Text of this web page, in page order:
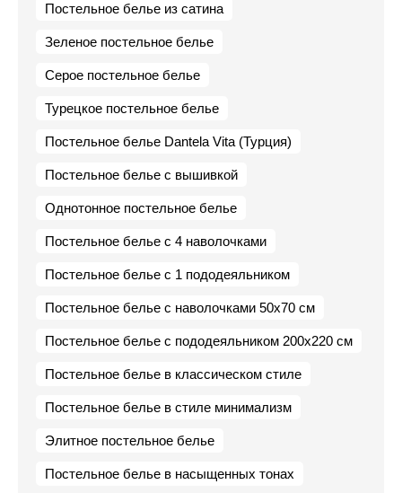
Постельное белье из сатина
Зеленое постельное белье
Серое постельное белье
Турецкое постельное белье
Постельное белье Dantela Vita (Турция)
Постельное белье с вышивкой
Однотонное постельное белье
Постельное белье с 4 наволочками
Постельное белье с 1 пододеяльником
Постельное белье с наволочками 50х70 см
Постельное белье с пододеяльником 200х220 см
Постельное белье в классическом стиле
Постельное белье в стиле минимализм
Элитное постельное белье
Постельное белье в насыщенных тонах